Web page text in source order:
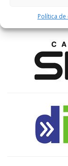
Política de
ENLACES